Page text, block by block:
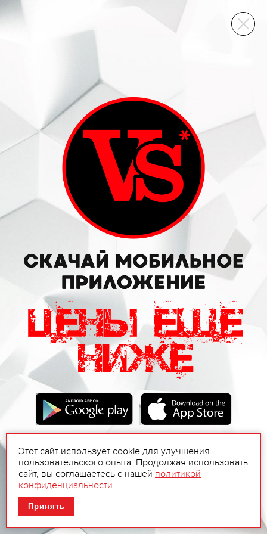
ВИННЫЙ СКЛАД
Этот сайт использует cookie для улучшения
пользовательского опыта. Продолжая использовать
сайт, вы соглашаетесь с нашей политикой
конфиденциальности.
Принять